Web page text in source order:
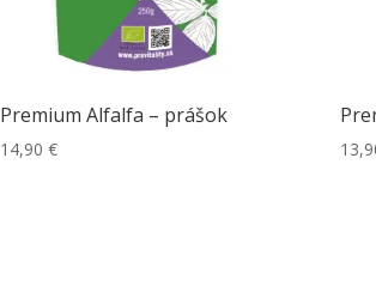
Premium Alfalfa – prášok
14,90€